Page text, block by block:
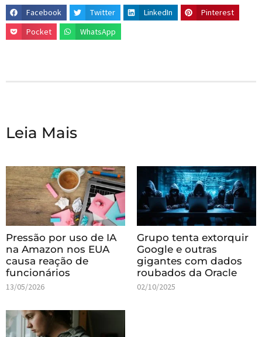
Facebook Twitter LinkedIn
Pinterest
Pocket
WhatsApp
Leia Mais
Pressão por uso de IA
na Amazon nos EUA
causa reação de
funcionários
13/05/2026
Grupo tenta extorquir
Google e outras
gigantes com dados
roubados da Oracle
02/10/2025